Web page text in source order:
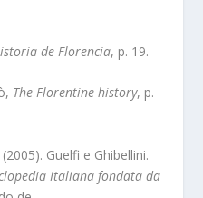
de Florencia, p. 19.
The Florentine history, p.
Guelfi e Ghibellini.
Italiana fondata da